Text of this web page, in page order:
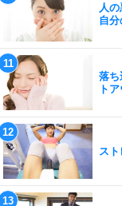
人
自分
落ち
トア
ス